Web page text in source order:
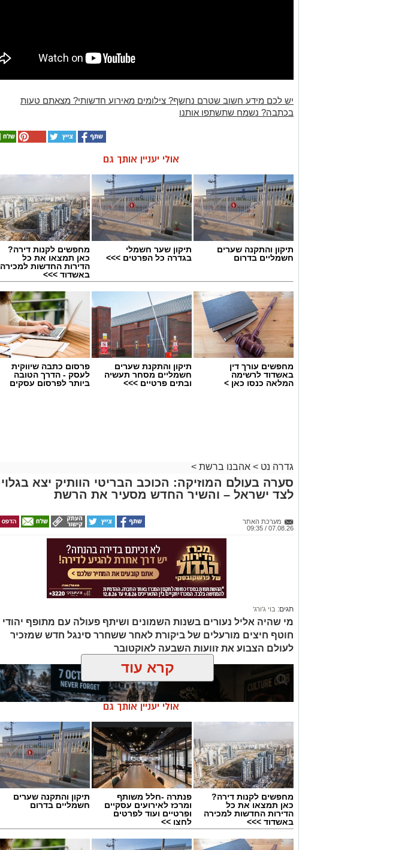
יש לכם מידע חשוב שטרם נחשף? צילומים מאירוע חדשותי? מצאתם טעות
בכתבה? נשמח שתשתפו אותנו
אולי יעניין אותך גם
תיקון והתקנה שערים
חשמליים בדרום
תיקון שער חשמלי
בגדרה כל הפרטים >>>
מחפשים לקנות דירה?
כאן תמצאו את כל
הדירות החדשות למכירה
באשדוד >>>
מחפשים עורך דין
באשדוד לרשימה
המלאה כנסו כאן >
תיקון והתקנת שערים
חשמליים מסחר תעשיה
ובתים פרטיים >>>
פרסום כתבה שיווקית
לעסק - הדרך הטובה
ביותר לפרסום עסקים
גדרה נט > אהבנו ברשת >
סערה בעולם המוזיקה: הכוכב הבריטי הוותיק יצא בגלוי
לצד ישראל – והשיר החדש מסעיר את הרשת
מערכת האתר
07.08.26 / 09:35
תגים: בוי ג'ורג'
מי שהיה אליל נעורים בשנות השמונים ושיתף פעולה עם מתופף יהודי
חוטף חיצים מורעלים של ביקורת לאחר ששחרר סינגל חדש שמזכיר
לעולם הצבוע את זוועות השבעה לאוקטובר
קרא עוד
אולי יעניין אותך גם
מחפשים לקנות דירה?
כאן תמצאו את כל
הדירות החדשות למכירה
באשדוד >>>
פנתרה -חלל משותף
ומרכז לאירועים עסקיים
ופרטיים ועוד לפרטים
לחצו >>
תיקון והתקנה שערים
חשמליים בדרום